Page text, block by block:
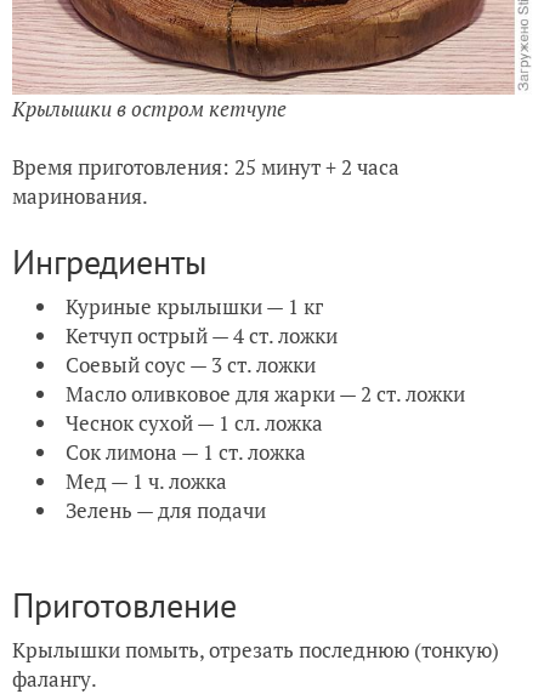
Крылышки в остром кетчупе
Время приготовления: 25 минут + 2 часа
маринования.
Ингредиенты
Куриные крылышки — 1 кг
Кетчуп острый — 4 ст. ложки
Соевый соус — 3 ст. ложки
Масло оливковое для жарки — 2 ст. ложки
Чеснок сухой — 1 сл. ложка
Сок лимона — 1 ст. ложка
Мед — 1 ч. ложка
Зелень — для подачи
Приготовление
Крылышки помыть, отрезать последнюю (тонкую)
фалангу.